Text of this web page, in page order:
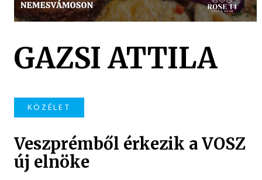
GAZSI ATTILA
KÖZÉLET
Veszprémből érkezik a VOSZ
új elnöke